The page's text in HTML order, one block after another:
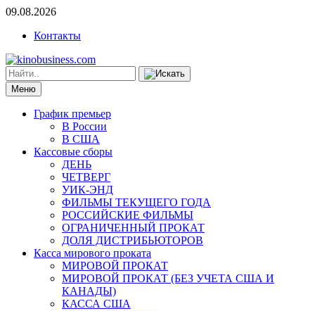
09.08.2026
Контакты
Меню
График премьер
В России
В США
Кассовые сборы
ДЕНЬ
ЧЕТВЕРГ
УИК-ЭНД
ФИЛЬМЫ ТЕКУЩЕГО ГОДА
РОССИЙСКИЕ ФИЛЬМЫ
ОГРАНИЧЕННЫЙ ПРОКАТ
ДОЛЯ ДИСТРИБЬЮТОРОВ
Касса мирового проката
МИРОВОЙ ПРОКАТ
МИРОВОЙ ПРОКАТ (БЕЗ УЧЕТА США И
КАНАДЫ)
КАССА США